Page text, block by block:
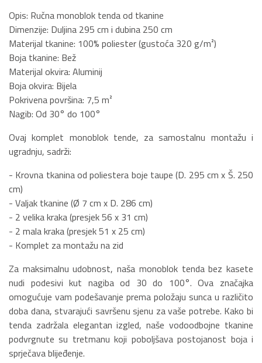
Opis: Ručna monoblok tenda od tkanine
Dimenzije: Duljina 295 cm i dubina 250 cm
Materijal tkanine: 100% poliester (gustoća 320 g/m²)
Boja tkanine: Bež
Materijal okvira: Aluminij
Boja okvira: Bijela
Pokrivena površina: 7,5 m²
Nagib: Od 30° do 100°
Ovaj komplet monoblok tende, za samostalnu montažu i
ugradnju, sadrži:
- Krovna tkanina od poliestera boje taupe (D. 295 cm x Š. 250
cm)
- Valjak tkanine (Ø 7 cm x D. 286 cm)
- 2 velika kraka (presjek 56 x 31 cm)
- 2 mala kraka (presjek 51 x 25 cm)
- Komplet za montažu na zid
Za maksimalnu udobnost, naša monoblok tenda bez kasete
nudi podesivi kut nagiba od 30 do 100°. Ova značajka
omogućuje vam podešavanje prema položaju sunca u različito
doba dana, stvarajući savršenu sjenu za vaše potrebe. Kako bi
tenda zadržala elegantan izgled, naše vodoodbojne tkanine
podvrgnute su tretmanu koji poboljšava postojanost boja i
sprječava blijeđenje.